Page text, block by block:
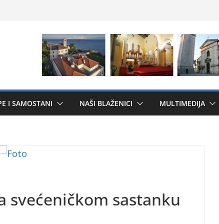
I SAMOSTANI NAŠI BLAŽENICI MULTIMEDIJA
svećeničkom sastanku